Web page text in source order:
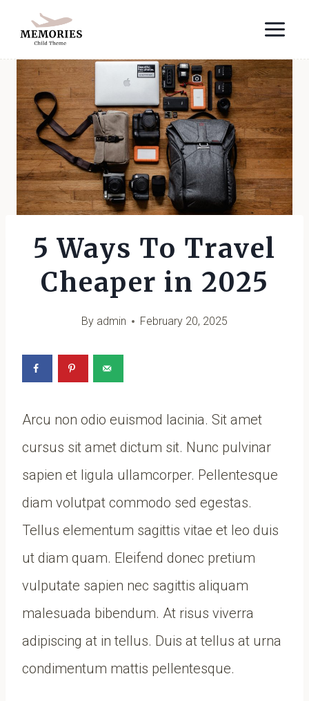
content
5 Ways To Travel
Cheaper in 2025
By admin February 20, 2025
Arcu non odio euismod lacinia. Sit amet
cursus sit amet dictum sit. Nunc pulvinar
sapien et ligula ullamcorper. Pellentesque
diam volutpat commodo sed egestas.
Tellus elementum sagittis vitae et leo duis
ut diam quam. Eleifend donec pretium
vulputate sapien nec sagittis aliquam
malesuada bibendum. At risus viverra
adipiscing at in tellus. Duis at tellus at urna
condimentum mattis pellentesque.